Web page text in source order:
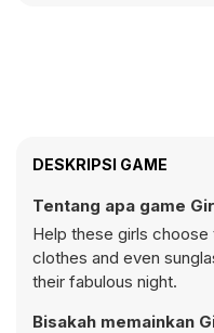
DESKRIPSI GAME
Tentang apa game
Help these girls
clothes and even
their fabulous night.
Bisakah memainkan